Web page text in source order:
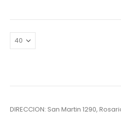
DIRECCION: San Martin 1290,